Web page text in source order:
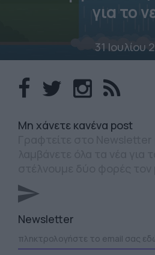
για το
31 Ιουλίου
Mη χάνετε κανένα post
Newsletter